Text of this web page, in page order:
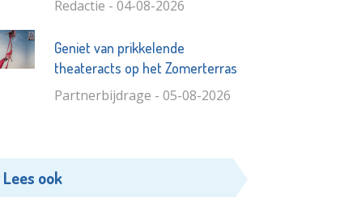
Redactie - 04-08-2026
Geniet van prikkelende
theateracts op het Zomerterras
Partnerbijdrage - 05-08-2026
Lees ook